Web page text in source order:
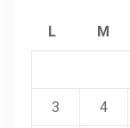
L M
3 4